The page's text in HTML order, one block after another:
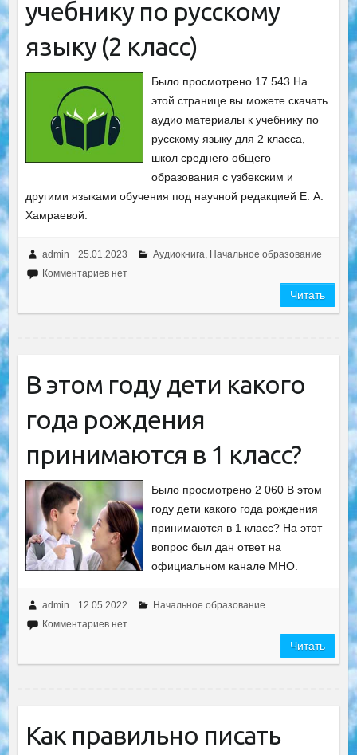
учебнику по русскому
языку (2 класс)
Было просмотрено 17 543 На
этой странице вы можете скачать
аудио материалы к учебнику по
русскому языку для 2 класса,
школ среднего общего
образования с узбекским и
другими языками обучения под научной редакцией Е. А.
Хамраевой.
admin 25.01.2023 Аудиокнига, Начальное образование
Комментариев нет
Читать
В этом году дети какого
года рождения
принимаются в 1 класс?
Было просмотрено 2 060 В этом
году дети какого года рождения
принимаются в 1 класс? На этот
вопрос был дан ответ на
официальном канале МНО.
admin 12.05.2022
Начальное образование
Комментариев нет
Читать
Как правильно писать